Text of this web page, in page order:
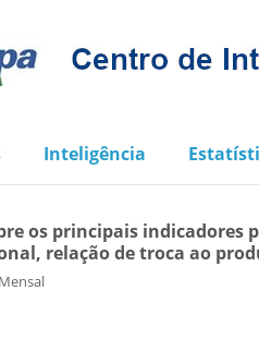
Inteligência
os principais indicadores
relação de troca ao